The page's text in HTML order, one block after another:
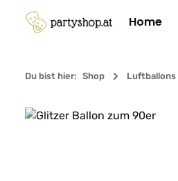
Hauptinhalt springen
Zur Suche springen
Zur Hauptnavigation springen
Home
Du bist hier: Shop Luftballons
Bildergalerie überspringen